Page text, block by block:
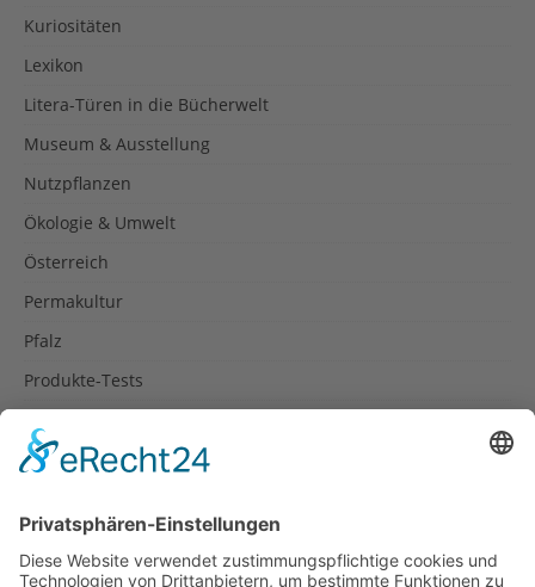
Kuriositäten
Lexikon
Litera-Türen in die Bücherwelt
Museum & Ausstellung
Nutzpflanzen
Ökologie & Umwelt
Österreich
Permakultur
Pfalz
Produkte-Tests
Rezepte
Spanien
Südtirol